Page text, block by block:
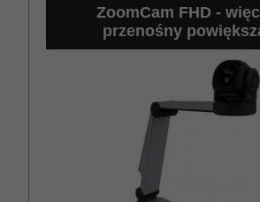
ZoomCam FHD -
przenośny